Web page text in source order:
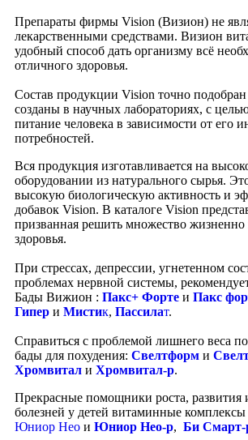
Препараты фирмы Vision (Визион) не
лекарственными средствами. Визион
удобный способ дать организму всё
отличного здоровья.
Состав продукции Vision точно
созданы в научных лабораториях, с
питание человека в зависимости от его
потребностей.
Вся продукция изготавливается на
оборудовании из натурального сырья.
высокую биологическую активность и
добавок Vision. В каталоге Vision
призванная решить множество
здоровья.
При стрессах, депрессии, угнетенном
проблемах нервной системы,
Бады Вижион : Пакс+ Форте и Пакс
Гипер и Мистик, Пассилат.
Справиться с проблемой лишнего веса
бады для похудения: Свелтформ и
Хромвитал и Хромвитал-р.
Прекрасные помощники роста, развития
болезней у детей витаминные
Юниор Нео и Юниор Нео-р, Би Смарт-